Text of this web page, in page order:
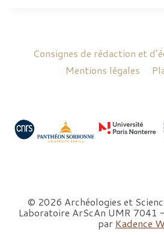
Consignes de rédaction et
Mentions légales
© 2026 Archéologies et
Laboratoire ArScAn UMR 7041
par Kadence